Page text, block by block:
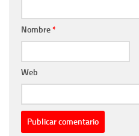
Nombre*
Web